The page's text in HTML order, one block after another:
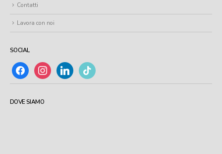
Contatti
Lavora con noi
SOCIAL
facebook instagramlinkedin tiktok
DOVE SIAMO